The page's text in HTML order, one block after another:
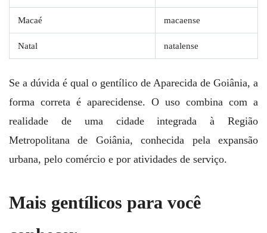
Macaé macaense
Natal natalense
Se a dúvida é qual o gentílico de Aparecida de Goiânia, a
forma correta é aparecidense. O uso combina com a
realidade de uma cidade integrada à Região
Metropolitana de Goiânia, conhecida pela expansão
urbana, pelo comércio e por atividades de serviço.
Mais gentílicos para você